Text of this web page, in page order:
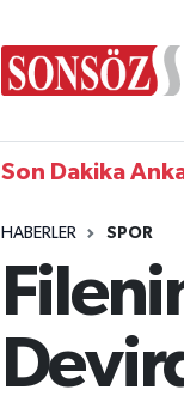
Son Dakika
HABERLER SPOR